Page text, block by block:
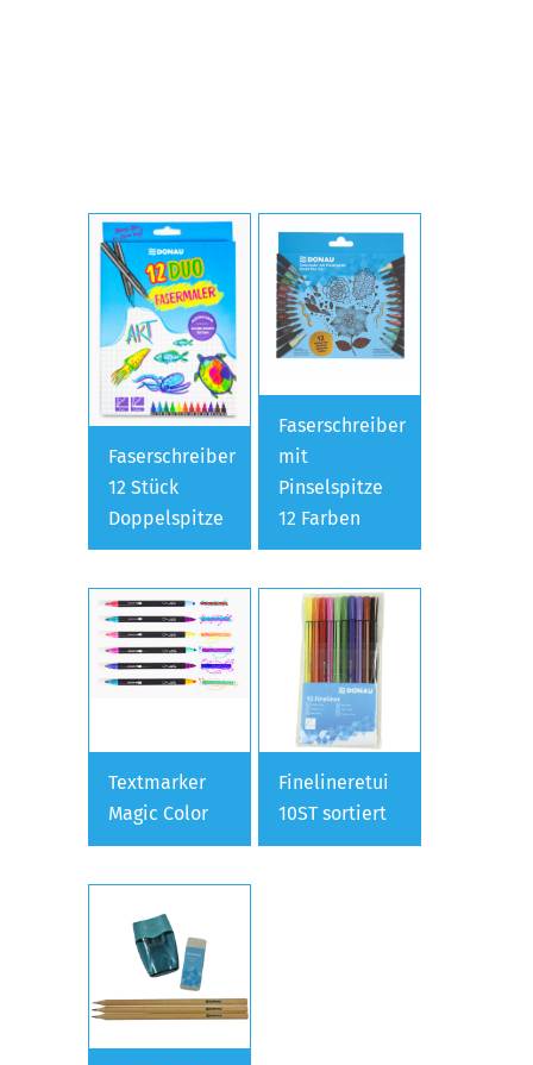
Faserschreiber
12 Stück
Doppelspitze
Faserschreiber
mit
Pinselspitze
12 Farben
Textmarker
Magic Color
Finelineretui
10ST sortiert